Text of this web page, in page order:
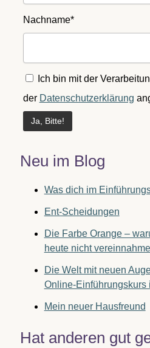
Nachname*
Ich bin mit der
der Datenschutzerklärung
Neu im Blog
Was dich im
Ent-Scheidungen
Die Farbe Orange –
heute nicht
Die Welt mit neuen
Online-Einführungskurs
Mein neuer Hausfreund
Hat anderen gut